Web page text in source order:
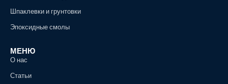
Шпаклевки и грунтовки
Эпоксидные смолы
МЕНЮ
О нас
Статьи